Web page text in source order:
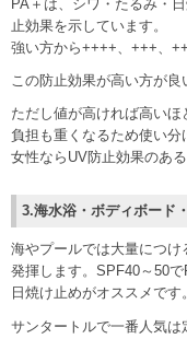
PA＋は、シワ・たるみ・
止効果を示しています。
強い方から++++、+++、
この防止効果が高い方が良
ただし値が高ければ高い
負担も重くなるため使い分
女性ならUV防止効果のあ
3.海水浴・ボディボード
海やプールでは大量につ
発揮します。SPF40～50
日焼け止めがオススメです。
サンタートルで一番人気